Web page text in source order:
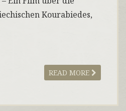
Kourabiedes,
READ MORE